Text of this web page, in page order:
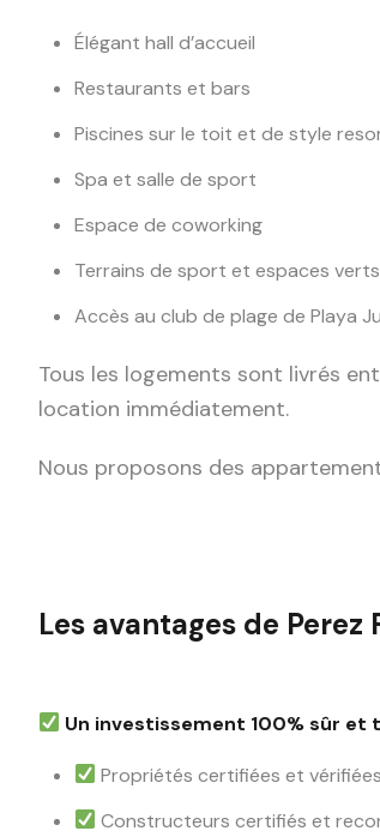
Élégant hall d’accueil
Restaurants et bars
Piscines sur le toit et de style
Spa et salle de sport
Espace de coworking
Terrains de sport et espaces verts
Accès au club de plage de Playa
Tous les logements sont livrés
location immédiatement.
Nous proposons des
Les avantages de Perez
Un investissement 100% sûr et
Propriétés certifiées et vérifiées
Constructeurs certifiés et